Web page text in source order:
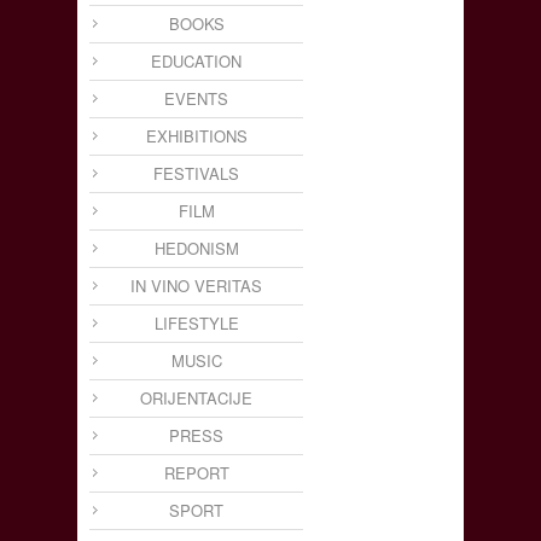
BOOKS
EDUCATION
EVENTS
EXHIBITIONS
FESTIVALS
FILM
HEDONISM
IN VINO VERITAS
LIFESTYLE
MUSIC
ORIJENTACIJE
PRESS
REPORT
SPORT